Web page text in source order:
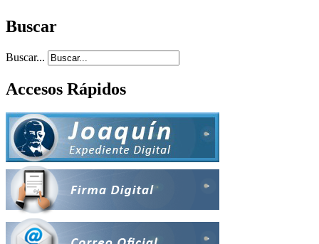
Buscar
Buscar...
Accesos Rápidos